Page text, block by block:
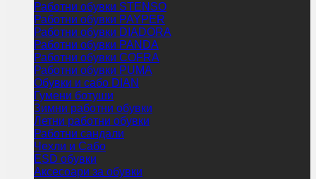
Работни обувки STENSO
Работни обувки PAYPER
Работни обувки DIADORA
Работни обувки PANDA
Работни обувки COFRA
Работни обувки PUMA
Обувки и сабо DIAN
Гумени ботуши
Зимни работни обувки
Летни работни обувки
Работни сандали
Чехли и Сабо
ESD обувки
Аксесоари за обувки